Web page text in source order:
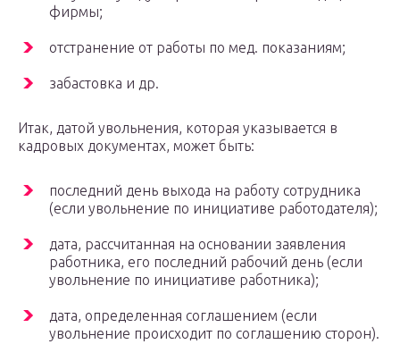
фирмы;
отстранение от работы по мед. показаниям;
забастовка и др.
Итак, датой увольнения, которая указывается в
кадровых документах, может быть:
последний день выхода на работу сотрудника
(если увольнение по инициативе работодателя);
дата, рассчитанная на основании заявления
работника, его последний рабочий день (если
увольнение по инициативе работника);
дата, определенная соглашением (если
увольнение происходит по соглашению сторон).